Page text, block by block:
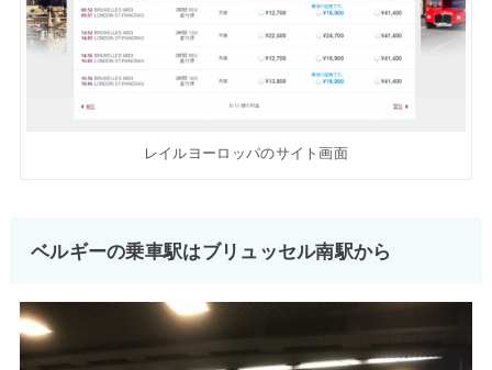
レイルヨーロッパのサイト画面
ベルギーの乗車駅はブリュッセル南駅から